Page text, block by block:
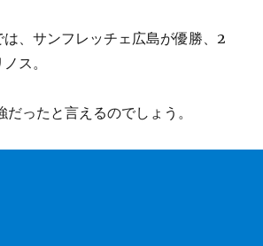
は、サンフレッチェ広島が優勝、2
ス。
ったと言えるのでしょう。